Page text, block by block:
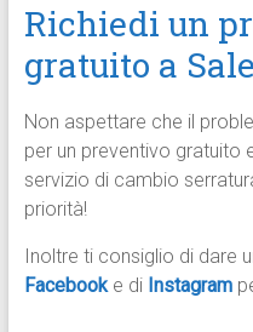
Richiedi un
gratuito a
Non aspettare che il
per un preventivo gratuito
servizio di cambio
priorità!
Inoltre ti consiglio di dare
Facebook e di Instagram